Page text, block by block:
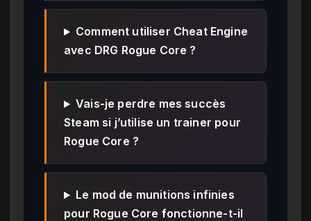
Comment utiliser Cheat Engine
avec DRG Rogue Core ?
Vais-je perdre mes succès
Steam si j’utilise un trainer pour
Rogue Core ?
Le mod de munitions infinies
pour Rogue Core fonctionne-t-il